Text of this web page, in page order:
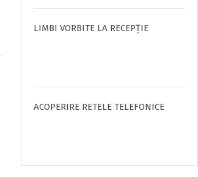
LIMBI VORBITE LA RECEPȚIE
ACOPERIRE RETELE TELEFONICE